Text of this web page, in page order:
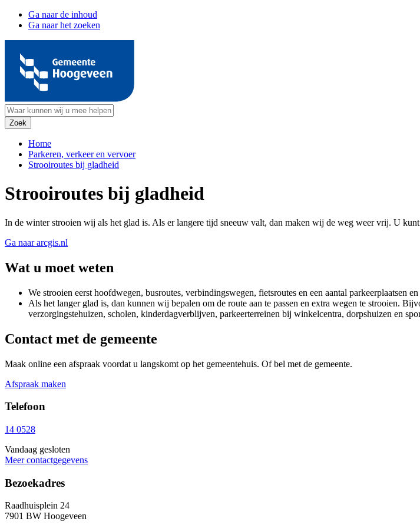
Ga naar de inhoud
Ga naar het zoeken
Home
Parkeren, verkeer en vervoer
Strooiroutes bij gladheid
Strooiroutes bij gladheid
In de winter strooien wij als het glad is. Als er langere tijd sneeuw valt, dan maken wij de weg weer vrij. U
Ga naar arcgis.nl
Wat u moet weten
We strooien eerst hoofdwegen, busroutes, verbindingswegen, fietsroutes en een aantal parkeerplaatsen
Als het langer glad is, dan kunnen wij bepalen om de route aan te passen en extra wegen te strooien.
verzorgingstehuizen, scholen, kinderdagverblijven, parkeerterreinen bij winkelcentra, dorpshuizen en
Contact met de gemeente
Maak online een afspraak voordat u langskomt op het gemeentehuis. Of bel met de gemeente.
Afspraak maken
Telefoon
14 0528
Vandaag gesloten
Meer contactgegevens
Bezoekadres
Raadhuisplein 24
7901 BW Hoogeveen